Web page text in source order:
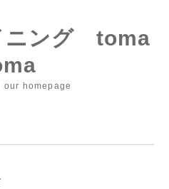
ニング toma
our homepage